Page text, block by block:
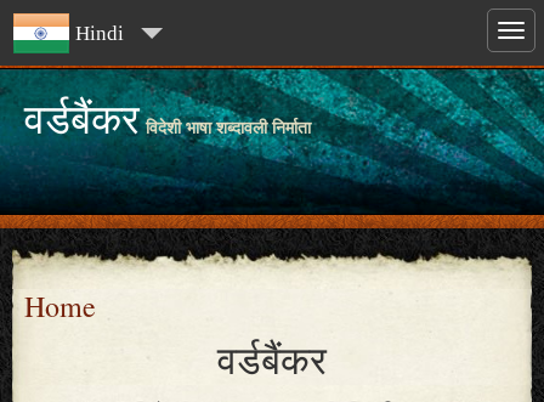
Hindi
वर्डबैंकर विदेशी भाषा शब्दावली निर्माता
Home
वर्डबैंकर